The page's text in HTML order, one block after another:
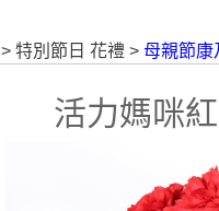
> 特別節日 花禮 > 母親節康
活力媽咪